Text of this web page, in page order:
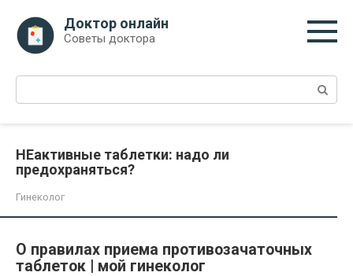
контенту
Доктор онлайн
Советы доктора
Поиск:
НЕактивные таблетки: надо ли
предохраняться?
Гинеколог
О правилах приема противозачаточных
таблеток | мой гинеколог